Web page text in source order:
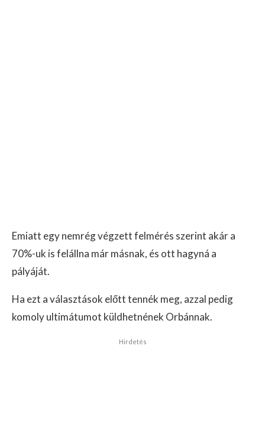
Emiatt egy nemrég végzett felmérés szerint akár a
70%-uk is felállna már másnak, és ott hagyná a
pályáját.
Ha ezt a választások előtt tennék meg, azzal pedig
komoly ultimátumot küldhetnének Orbánnak.
Hirdetés